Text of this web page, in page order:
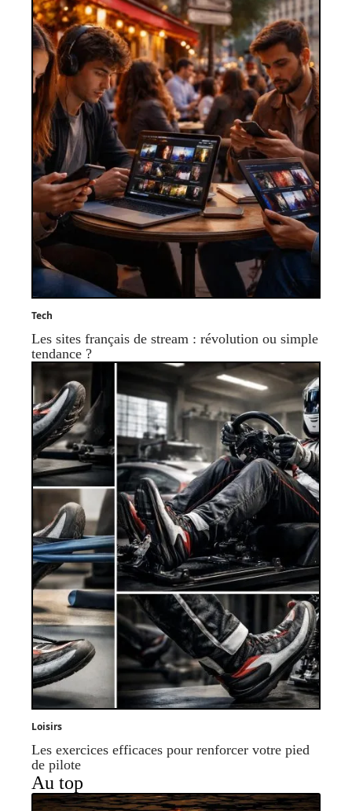
Tech
Les sites français de stream : révolution ou simple
tendance ?
Loisirs
Les exercices efficaces pour renforcer votre pied
de pilote
Au top